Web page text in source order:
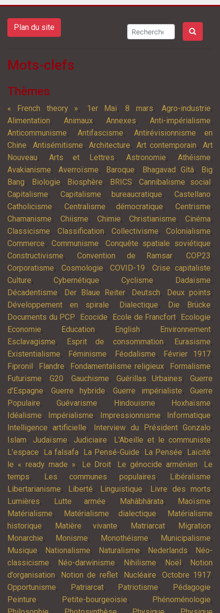
Plan du site
Mots-clefs
Thèmes
« French theory », 1er Mai,8 mars, Agro-industrie,
Alimentation, Animaux,Annexes,Anti-impérialisme,
Anticommunisme, Antifascisme, Antirévisionnisme en
Chine, Antisémitisme,Architecture, Art contemporain,Art
Nouveau,Arts et Lettres, Astronomie,Athéisme,
Avakianisme,Averroïsme, Baroque, Bhagavad Gîtâ, Big
Bang, Biologie, Biosphère, BRICS,Cannibalisme social,
Capitalisme,Capitalisme bureaucratique,Castellano,
Catholicisme,Centralisme démocratique,Centrisme,
Chamanisme, Chiisme, Chimie,Christianisme, Cinéma,
Classicisme, Classification, Collectivisme, Colonialisme,
Commerce, Communisme, Conquête spatiale soviétique,
Constructivisme, Convention de Ramsar, COP23 ,
Corporatisme, Cosmologie, COVID-19, Crise capitaliste,
Culture, Cybernétique, Cyclisme, Dadaïsme,
Décadentisme, Der Blaue Reiter, Deutsch, Deux points,
Développement en spirale, Dialectique, Die Brücke,
Documents du PCP, Ecocide, Ecole de Francfort, Ecologie,
Economie, Education, English, Environnement,
Esclavagisme, Esprit de consommation, Eurasisme,
Existentialisme, Féminisme, Féodalisme, Février 1917,
Fipronil, Flandre, Fondamentalisme religieux, Formalisme,
Futurisme, G20, Gauchisme,Guérillas Urbaines,Guerre
d'Espagne,Guerre hybride,Guerre impérialiste,Guerre
Populaire,Guévarisme, Hindouisme, Hoxhaïsme,
Idéalisme, Impérialisme, Impressionnisme, Informatique,
Intelligence artificielle, Interview du Président Gonzalo,
Islam, Judaïsme, Judiciaire, L'Abeille et le communiste,
L’espace, La falsafa, La Pensé-Guide, La Pensée, Laïcité,
le « ready made », Le Droit, Le génocide arménien, Le
temps, Les communes populaires, Libéralisme,
Libertarianisme, Liberté, Linguistique, Livre des morts,
Lumières, Lutte armée, Mahâbhârata, Maoïsme,
Matérialisme, Matérialisme dialectique, Matérialisme
historique, Matière vivante, Matriarcat, Migration,
Monarchie, Monisme, Monothéisme, Municipalisme,
Musique, Nationalisme, Naturalisme, Nederlands, Néo-
classicisme, Néo-darwinisme, Nihilisme, Noël, Notion
d’organisation, Notion de reflet, Nucléaire, Octobre 1917,
Opportunisme, Patriarcat, Patriotisme, Pédagogie,
Peinture, Petite-bourgeoisie, Phénoménologie,